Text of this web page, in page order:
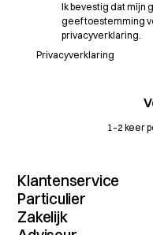
Klantenservice
Contact
MijnDossier
Schade melden
Particulier
Verzekeringenoverzicht
Autoverzekering
Zakelijk
Ik bevestig dat mijn
geef toestemming
privacyverklaring.
Privacyverklaring
1–2 keer